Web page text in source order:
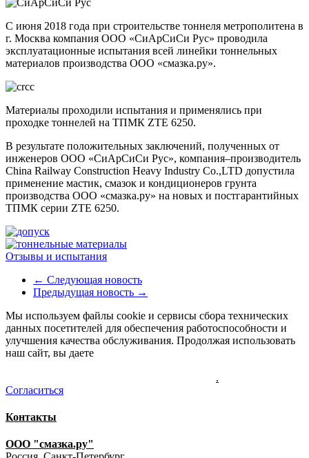
C июня 2018 года при строительстве тоннеля метрополитена в
г. Москва компания ООО «СиАрСиСи Рус» проводила
эксплуатационные испытания всей линейки тоннельных
материалов производства ООО «смазка.ру».
Материалы проходили испытания и применялись при
проходке тоннелей на ТПМК ZTE 6250.
В результате положительных заключений, полученных от
инженеров ООО «СиАрСиСи Рус», компания–производитель
China Railway Construction Heavy Industry Co.,LTD допустила
применение мастик, смазок и кондиционеров грунта
производства ООО «смазка.ру» на новых и постгарантийных
ТПМК серии ZTE 6250.
Отзывы и испытания
← Следующая новость
Предыдущая новость →
Мы используем файлы cookie и сервисы сбора технических
данных посетителей для обеспечения работоспособности и
улучшения качества обслуживания. Продолжая использовать
наш сайт, вы даете
.
Согласиться
Контакты
ООО "смазка.ру"